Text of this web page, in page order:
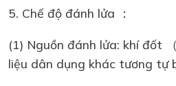
5. Chế độ đánh lửa ：
(1) Nguồn đánh lửa: khí đốt
liệu dân dụng khác tương tự